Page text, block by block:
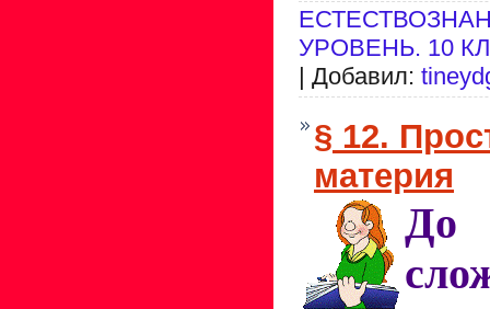
УРОВЕНЬ. 10
| Добавил:
§ 12.
материя
До